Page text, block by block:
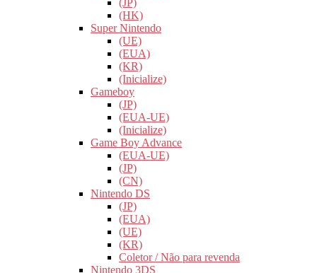
(JP)
(HK)
Super Nintendo
(UE)
(EUA)
(KR)
(Inicialize)
Gameboy
(JP)
(EUA-UE)
(Inicialize)
Game Boy Advance
(EUA-UE)
(JP)
(CN)
Nintendo DS
(JP)
(EUA)
(UE)
(KR)
Coletor / Não para revenda
Nintendo 3DS